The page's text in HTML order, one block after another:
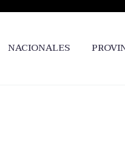
NACIONALES